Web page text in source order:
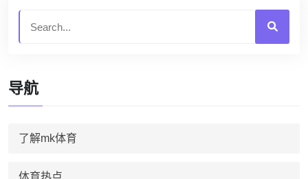
导航
了解mk体育
体育热点